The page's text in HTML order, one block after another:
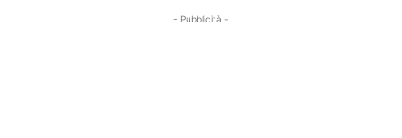
- Pubblicità -